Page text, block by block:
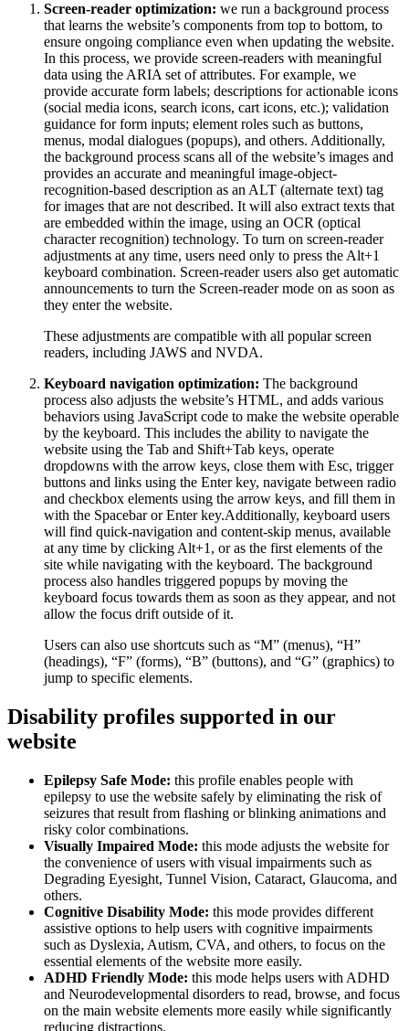
Screen-reader optimization: we run a background process
that learns the website’s components from top to bottom, to
ensure ongoing compliance even when updating the website.
In this process, we provide screen-readers with meaningful
data using the ARIA set of attributes. For example, we
provide accurate form labels; descriptions for actionable icons
(social media icons, search icons, cart icons, etc.); validation
guidance for form inputs; element roles such as buttons,
menus, modal dialogues (popups), and others. Additionally,
the background process scans all of the website’s images and
provides an accurate and meaningful image-object-
recognition-based description as an ALT (alternate text) tag
for images that are not described. It will also extract texts that
are embedded within the image, using an OCR (optical
character recognition) technology. To turn on screen-reader
adjustments at any time, users need only to press the Alt+1
keyboard combination. Screen-reader users also get automatic
announcements to turn the Screen-reader mode on as soon as
they enter the website.
These adjustments are compatible with all popular screen
readers, including JAWS and NVDA.
Keyboard navigation optimization: The background
process also adjusts the website’s HTML, and adds various
behaviors using JavaScript code to make the website operable
by the keyboard. This includes the ability to navigate the
website using the Tab and Shift+Tab keys, operate
dropdowns with the arrow keys, close them with Esc, trigger
buttons and links using the Enter key, navigate between radio
and checkbox elements using the arrow keys, and fill them in
with the Spacebar or Enter key.Additionally, keyboard users
will find quick-navigation and content-skip menus, available
at any time by clicking Alt+1, or as the first elements of the
site while navigating with the keyboard. The background
process also handles triggered popups by moving the
keyboard focus towards them as soon as they appear, and not
allow the focus drift outside of it.
Users can also use shortcuts such as “M” (menus), “H”
(headings), “F” (forms), “B” (buttons), and “G” (graphics) to
jump to specific elements.
Disability profiles supported in our
website
Epilepsy Safe Mode: this profile enables people with
epilepsy to use the website safely by eliminating the risk of
seizures that result from flashing or blinking animations and
risky color combinations.
Visually Impaired Mode: this mode adjusts the website for
the convenience of users with visual impairments such as
Degrading Eyesight, Tunnel Vision, Cataract, Glaucoma, and
others.
Cognitive Disability Mode: this mode provides different
assistive options to help users with cognitive impairments
such as Dyslexia, Autism, CVA, and others, to focus on the
essential elements of the website more easily.
ADHD Friendly Mode: this mode helps users with ADHD
and Neurodevelopmental disorders to read, browse, and focus
on the main website elements more easily while significantly
reducing distractions.